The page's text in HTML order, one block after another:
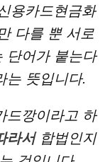
용카드현금화
다를 뿐 서로
단어가 붙는다
는 뜻입니다.
드깡이라고 하
라서합법인지